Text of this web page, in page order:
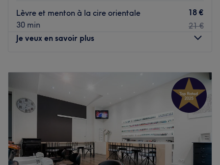
Lèvre et menton à la cire orientale
30 min
18 €
21 €
Je veux en savoir plus
20:00
Mercredi
20:00
Jeudi
–20:00
Vendredi
10:00–20:00
10:00–20:00
Dimanche
Fermé
Bienvenue chez Institut Derya, un salon de beauté et